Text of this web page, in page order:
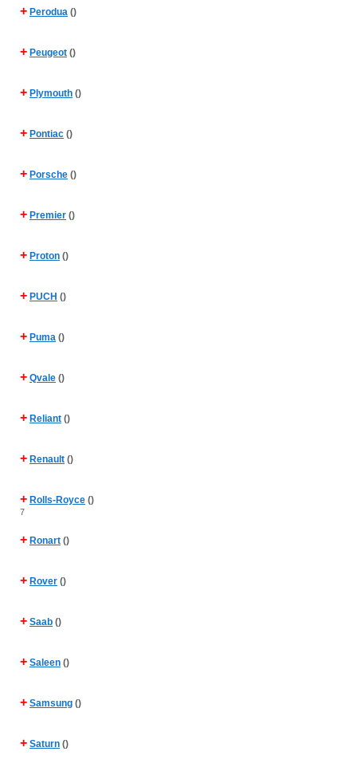
+ Perodua ()
+ Peugeot ()
+ Plymouth ()
+ Pontiac ()
+ Porsche ()
+ Premier ()
+ Proton ()
+ PUCH ()
+ Puma ()
+ Qvale ()
+ Reliant ()
+ Renault ()
+ Rolls-Royce ()
7
+ Ronart ()
+ Rover ()
+ Saab ()
+ Saleen ()
+ Samsung ()
+ Saturn ()